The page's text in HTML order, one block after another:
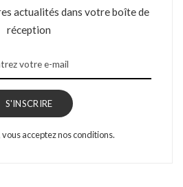
actualités dans votre boîte de
réception
S'INSCRIRE
vous acceptez nos conditions.